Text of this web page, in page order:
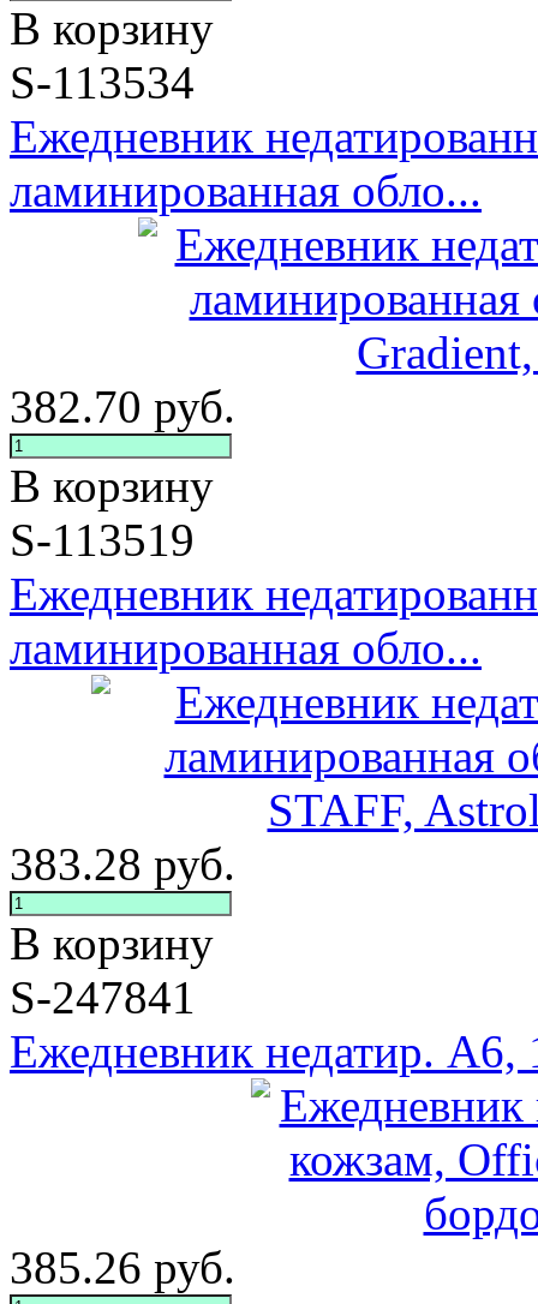
В корзину
S-113534
Ежедневник
ламинированная обло...
382.70 руб.
В корзину
S-113519
Ежедневник
ламинированная обло...
383.28 руб.
В корзину
S-247841
Ежедневник недатир. А6,
385.26 руб.